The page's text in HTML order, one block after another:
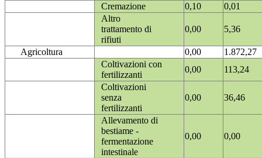
Cremazione 0,10
0,01
Altro
trattamento di
rifiuti
0,00 5,36
Agricoltura 0,00
1.872,27
Coltivazioni con
fertilizzanti
0,00
113,24
Coltivazioni
senza
fertilizzanti
0,00 36,46
Allevamento di
bestiame -
fermentazione
intestinale
0,00 0,00